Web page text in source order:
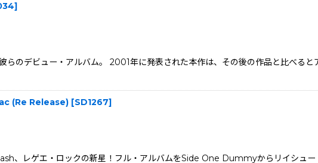
]
らのデビュー・アルバム。 2001年に発表された本作は、その後の作品と比べる
(Re Release) [SD1267]
、レゲエ・ロックの新星！フル・アルバムをSide One Dummyからリイシュ